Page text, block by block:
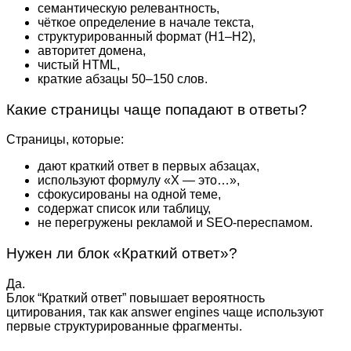
семантическую релевантность,
чёткое определение в начале текста,
структурированный формат (H1–H2),
авторитет домена,
чистый HTML,
краткие абзацы 50–150 слов.
Какие страницы чаще попадают в ответы?
Страницы, которые:
дают краткий ответ в первых абзацах,
используют формулу «X — это…»,
сфокусированы на одной теме,
содержат список или таблицу,
не перегружены рекламой и SEO-переспамом.
Нужен ли блок «Краткий ответ»?
Да.
Блок “Краткий ответ” повышает вероятность
цитирования, так как answer engines чаще используют
первые структурированные фрагменты.